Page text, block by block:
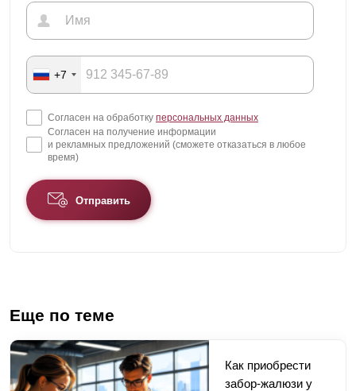
+7
Согласен на обработку персональных данных
Согласен на получение информации
и рекламных предложений (сможете отказаться в любое
время)
Отправить
Еще по теме
Как приобрести
забор-жалюзи у